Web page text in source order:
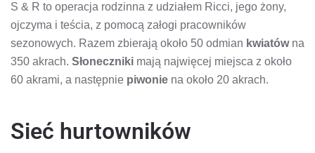
S & R to operacja rodzinna z udziałem Ricci, jego żony,
ojczyma i teścia, z pomocą załogi pracowników
sezonowych. Razem zbierają około 50 odmian kwiatówna
350 akrach. Słoneczniki mają najwięcej miejsca z około
60 akrami, a następnie piwonie na około 20 akrach.
Sieć hurtowników